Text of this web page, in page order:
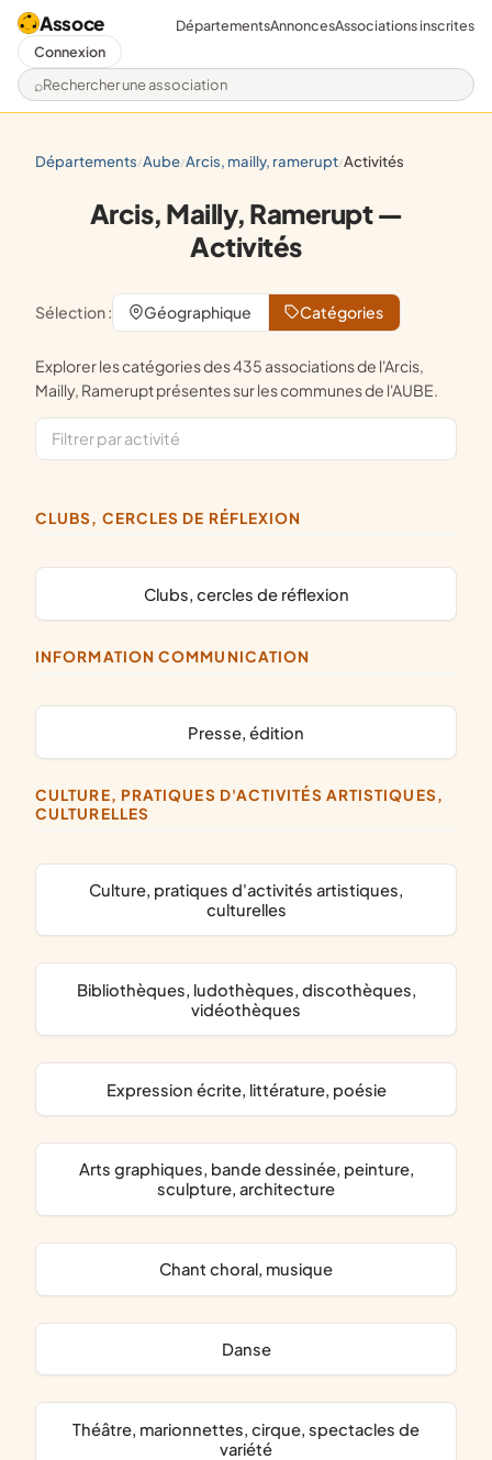
Assoce
Rechercher une association
DépartementsAnnoncesAssociations inscrites
Connexion
départements/ aube/ arcis, mailly, ramerupt/ activités
Arcis, Mailly, Ramerupt —
Activités
Sélection : Géographique Catégories
Explorer les catégories des 435 associations de l'Arcis,
Mailly, Ramerupt présentes sur les communes de l'AUBE.
CLUBS, CERCLES DE RÉFLEXION
clubs, cercles de réflexion
INFORMATION COMMUNICATION
presse, édition
CULTURE, PRATIQUES D'ACTIVITÉS ARTISTIQUES,
CULTURELLES
culture, pratiques d'activités artistiques,
culturelles
bibliothèques, ludothèques, discothèques,
vidéothèques
expression écrite, littérature, poésie
arts graphiques, bande dessinée, peinture,
sculpture, architecture
chant choral, musique
danse
théâtre, marionnettes, cirque, spectacles de
variété